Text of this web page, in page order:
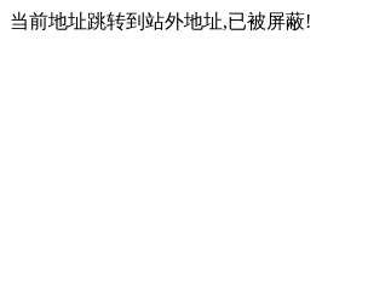
当前地址跳转到站外地址,已被屏蔽!